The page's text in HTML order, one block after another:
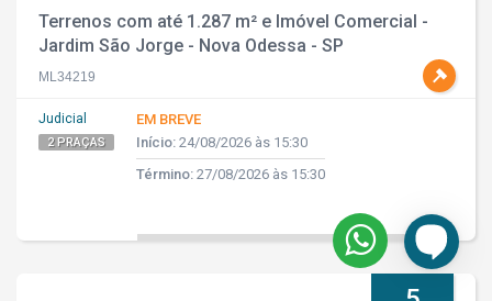
Terrenos com até 1.287 m² e Imóvel Comercial -
Jardim São Jorge - Nova Odessa - SP
ML34219
Judicial
2 PRAÇAS
EM BREVE
Início: 24/08/2026 às 15:30
Término: 27/08/2026 às 15:30